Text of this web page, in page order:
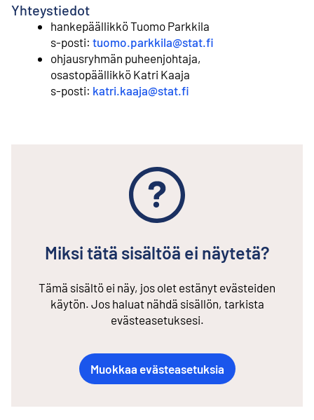
Yhteystiedot
hankepäällikkö Tuomo Parkkila
⁠s-posti: tuomo.parkkila@stat.fi
ohjausryhmän puheenjohtaja,
osastopäällikkö Katri Kaaja
⁠s-posti: katri.kaaja@stat.fi
Miksi tätä sisältöä ei näytetä?
Tämä sisältö ei näy, jos olet estänyt evästeiden
käytön. Jos haluat nähdä sisällön, tarkista
evästeasetuksesi.
Muokkaa evästeasetuksia